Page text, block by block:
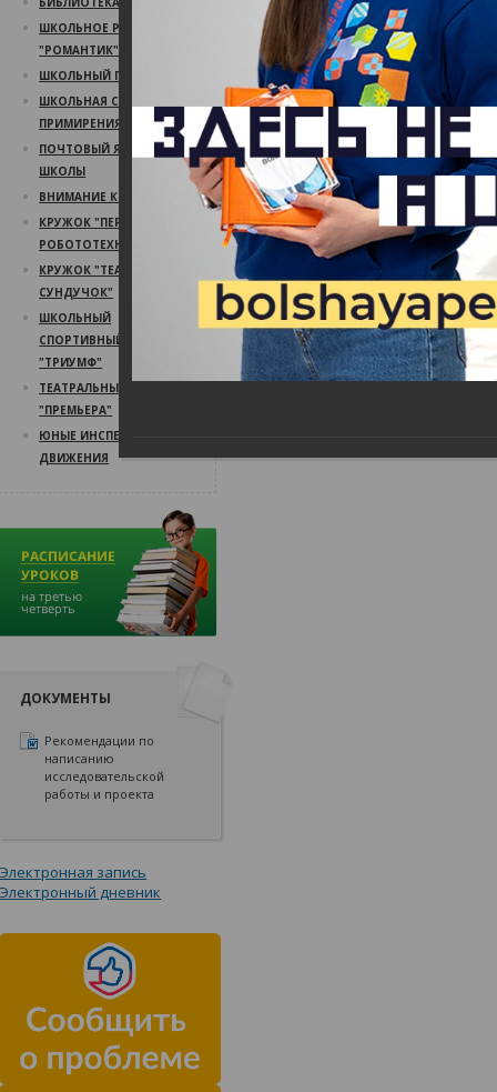
ШКОЛЬНОЕ РАДИО
"РОМАНТИК"
ШКОЛЬНЫЙ ПСИХОЛОГ
ШКОЛЬНАЯ СЛУЖБА
ПРИМИРЕНИЯ
ПОЧТОВЫЙ ЯЩИК
ШКОЛЫ
ВНИМАНИЕ КОНКУРС!
КРУЖОК "ПЕРВЫЙ ШАГ В
РОБОТОТЕХНИКУ"
КРУЖОК "ТЕАТРАЛЬНЫЙ
СУНДУЧОК"
ШКОЛЬНЫЙ
СПОРТИВНЫЙ КЛУБ
"ТРИУМФ"
ТЕАТРАЛЬНЫЙ КРУЖОК
"ПРЕМЬЕРА"
ЮНЫЕ ИНСПЕКТОРА
ДВИЖЕНИЯ
ДОКУМЕНТЫ
Рекомендации по
написанию
исследовательской
работы и проекта
Электронная запись
Электронный дневник